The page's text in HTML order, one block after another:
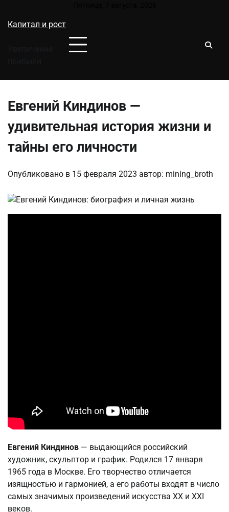
содержимому
Капитал и рост
Евгений Киндинов —
удивительная история жизни и
тайны его личности
Опубликовано в 15 февраля 2023 автор: mining_broth
Евгений Киндинов — выдающийся российский
художник, скульптор и график. Родился 17 января
1965 года в Москве. Его творчество отличается
изящностью и гармонией, а его работы входят в число
самых значимых произведений искусства XX и XXI
веков.